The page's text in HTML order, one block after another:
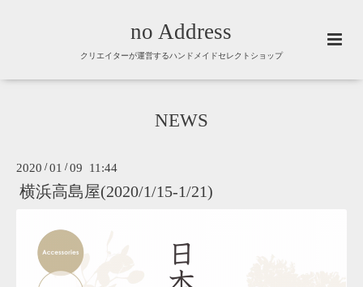
no Address
クリエイターが運営するハンドメイドセレクトショップ
NEWS
2020 /01 /09 11:44
横浜高島屋(2020/1/15-1/21)